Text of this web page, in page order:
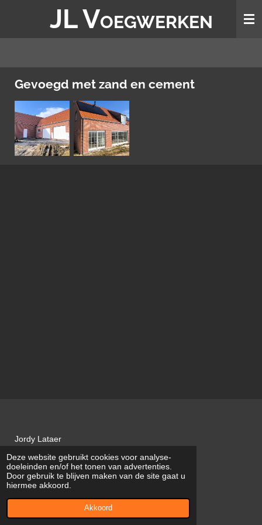
Deze website gebruikt cookies voor analyse-
doeleinden en/of het tonen van advertenties.
Door gebruik te blijven maken van de site gaat u
hiermee akkoord.
Akkoord
naar
hoofdinhoud
JL VOEGWERKEN
Gevoegd met zand en cement
Jordy Lataer
JL VOEGWERKEN
BTW BE0747.751.422
JouwWeb